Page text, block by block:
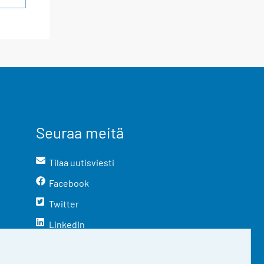
Seuraa meitä
Tilaa uutisviesti
Facebook
Twitter
LinkedIn